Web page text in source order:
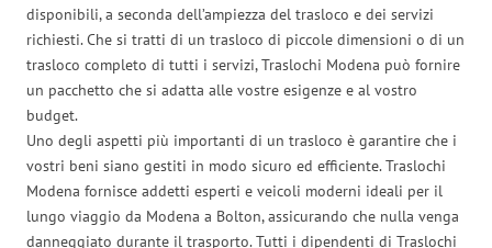
disponibili, a seconda dell’ampiezza del trasloco e dei servizi
richiesti. Che si tratti di un trasloco di piccole dimensioni o di un
trasloco completo di tutti i servizi, Traslochi Modena può fornire
un pacchetto che si adatta alle vostre esigenze e al vostro
budget.
Uno degli aspetti più importanti di un trasloco è garantire che i
vostri beni siano gestiti in modo sicuro ed efficiente. Traslochi
Modena fornisce addetti esperti e veicoli moderni ideali per il
lungo viaggio da Modena a Bolton, assicurando che nulla venga
danneggiato durante il trasporto. Tutti i dipendenti di Traslochi